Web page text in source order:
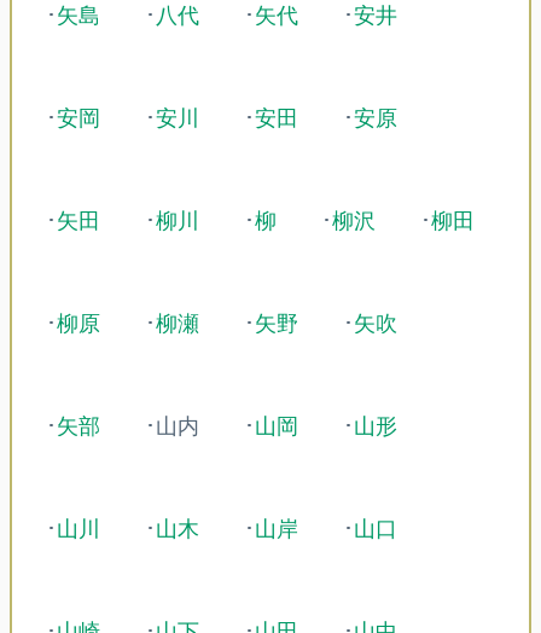
･矢島 ･ 八代 ･矢代 ･安井
･安岡 ･安川 ･安田 ･安原
･矢田 ･柳川 ･柳 ･柳沢 ･柳田
･柳原 ･柳瀬 ･矢野 ･矢吹
･矢部 ･山内 ･山岡 ･山形
･山川 ･山木 ･山岸 ･山口